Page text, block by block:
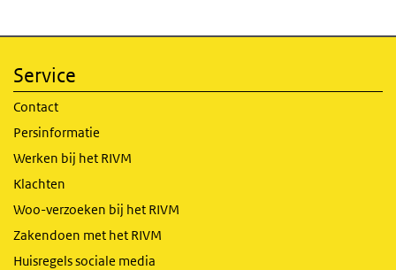
Service
Contact
Persinformatie
Werken bij het RIVM
Klachten
Woo-verzoeken bij het RIVM
Zakendoen met het RIVM
Huisregels sociale media